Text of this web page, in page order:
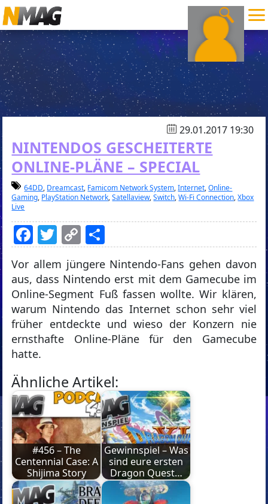
29.01.2017 19:30
NINTENDOS GESCHEITERTE
ONLINE-PLÄNE – SPECIAL
64DD, Dreamcast, Famicom Network System,Internet,Online-
Gaming, PlayStation Network,Satellaview,Switch,Wi-Fi Connection,Xbox
Live
Facebook
Twitter
Copy
Link
Vor allem jüngere Nintendo-Fans gehen davon
aus, dass Nintendo erst mit dem Gamecube im
Online-Segment Fuß fassen wollte. Wir klären,
warum Nintendo das Internet schon sehr viel
früher entdeckte und wieso der Konzern nie
ernsthafte Online-Pläne für den Gamecube
hatte.
Ähnliche Artikel:
#456 – The
Centennial Case: A
Shijima Story
Gewinnspiel – Was
sind eure ersten
Dragon Quest…